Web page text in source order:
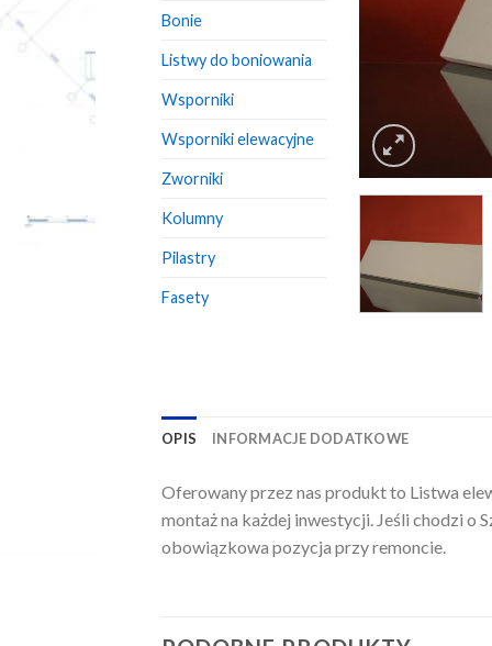
Bonie
Listwy do boniowania
Wsporniki
Wsporniki elewacyjne
Zworniki
Kolumny
Pilastry
Fasety
OPIS INFORMACJE DODATKOWE
Oferowany przez nas produkt to Listwa
montaż na każdej inwestycji. Jeśli chodzi o
obowiązkowa pozycja przy remoncie.